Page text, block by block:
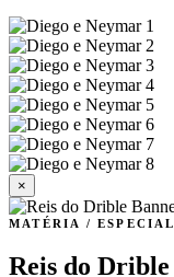
×
MATÉRIA / ESPECIAL
Reis do Drible